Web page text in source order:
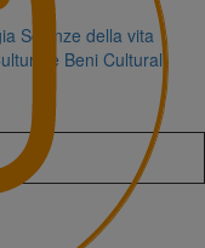
Scienze della vita
e Beni Culturali